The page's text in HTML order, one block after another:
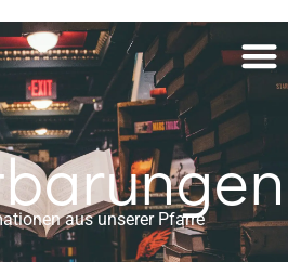
aus unserer Pfarre